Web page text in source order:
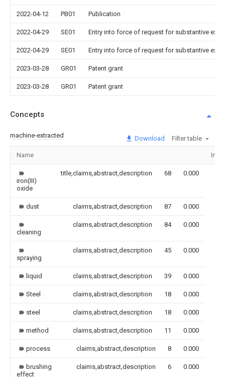
2022-04-12 PB01 Publication
2022-04-29 SE01 Entry into force of request for substantive
2022-04-29 SE01 Entry into force of request for substantive
2023-03-28 GR01 Patent grant
2023-03-28 GR01 Patent grant
Concepts
machine-extracted Download Filter table
Name
iron(III)
oxide
title,claims,abstract,description 68 0.000
dust claims,abstract,description 87 0.000
cleaning
claims,abstract,description 84 0.000
spraying
claims,abstract,description 45 0.000
liquid claims,abstract,description 39 0.000
Steel claims,abstract,description 18 0.000
steel claims,abstract,description 18 0.000
method claims,abstract,description 11 0.000
process claims,abstract,description 8 0.000
brushing
effect
claims,abstract,description 6 0.000